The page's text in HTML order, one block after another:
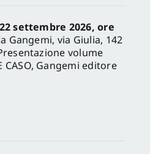
settembre 2026, ore
Gangemi, via Giulia, 142
volume
CASO, Gangemi editore